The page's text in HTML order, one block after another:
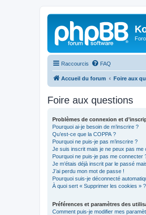
Raccourcis FAQ
Accueil du forum Foire aux
Foire aux questions
Problèmes de connexion et
Pourquoi ai-je besoin de m’inscrire ?
Qu’est-ce que la COPPA ?
Pourquoi ne puis-je pas m’inscrire ?
Je suis inscrit mais je ne peux pas me
Pourquoi ne puis-je pas me connecter
Je m’étais déjà inscrit par le passé
J’ai perdu mon mot de passe !
Pourquoi suis-je déconnecté
À quoi sert « Supprimer les cookies » ?
Préférences et paramètres des
Comment puis-je modifier mes